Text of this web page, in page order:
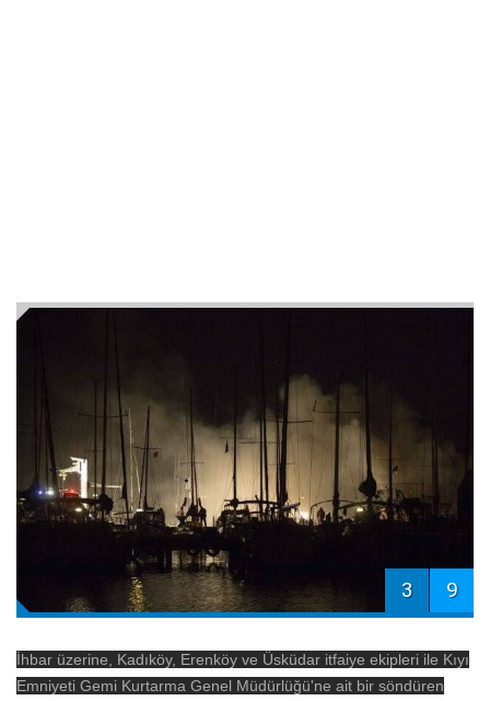
3 9
İhbar üzerine, Kadıköy, Erenköy ve Üsküdar itfaiye ekipleri ile Kıyı
Emniyeti Gemi Kurtarma Genel Müdürlüğü'ne ait bir söndüren